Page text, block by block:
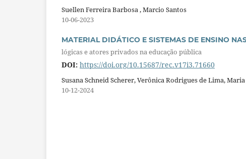
Suellen Ferreira Barbosa , Marcio Santos
10-06-2023
MATERIAL DIDÁTICO E SISTEMAS DE ENSINO
lógicas e atores privados na educação pública
DOI: https://doi.org/10.15687/rec.v17i3.71660
Susana Schneid Scherer, Verônica Rodrigues de Lima,
10-12-2024